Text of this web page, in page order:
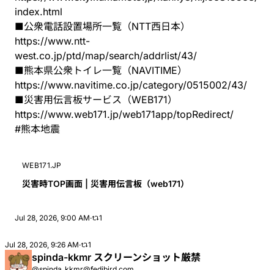
index.html
■公衆電話設置場所一覧（NTT西日本）
https://www.ntt-
west.co.jp/ptd/map/search/addrlist/43/
■熊本県公衆トイレ一覧（NAVITIME）
https://www.navitime.co.jp/category/0515002/43/
■災害用伝言板サービス（WEB171）
https://www.web171.jp/web171app/topRedirect/
#熊本地震
WEB171.JP
災害時TOP画面 | 災害用伝言板（web171）
Jul 28, 2026, 9:00 AM· 1
Jul 28, 2026, 9:26 AM· 1
spinda-kkmr スクリーンショット厳禁